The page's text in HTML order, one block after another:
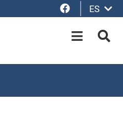
Facebook
ES
OPEN-